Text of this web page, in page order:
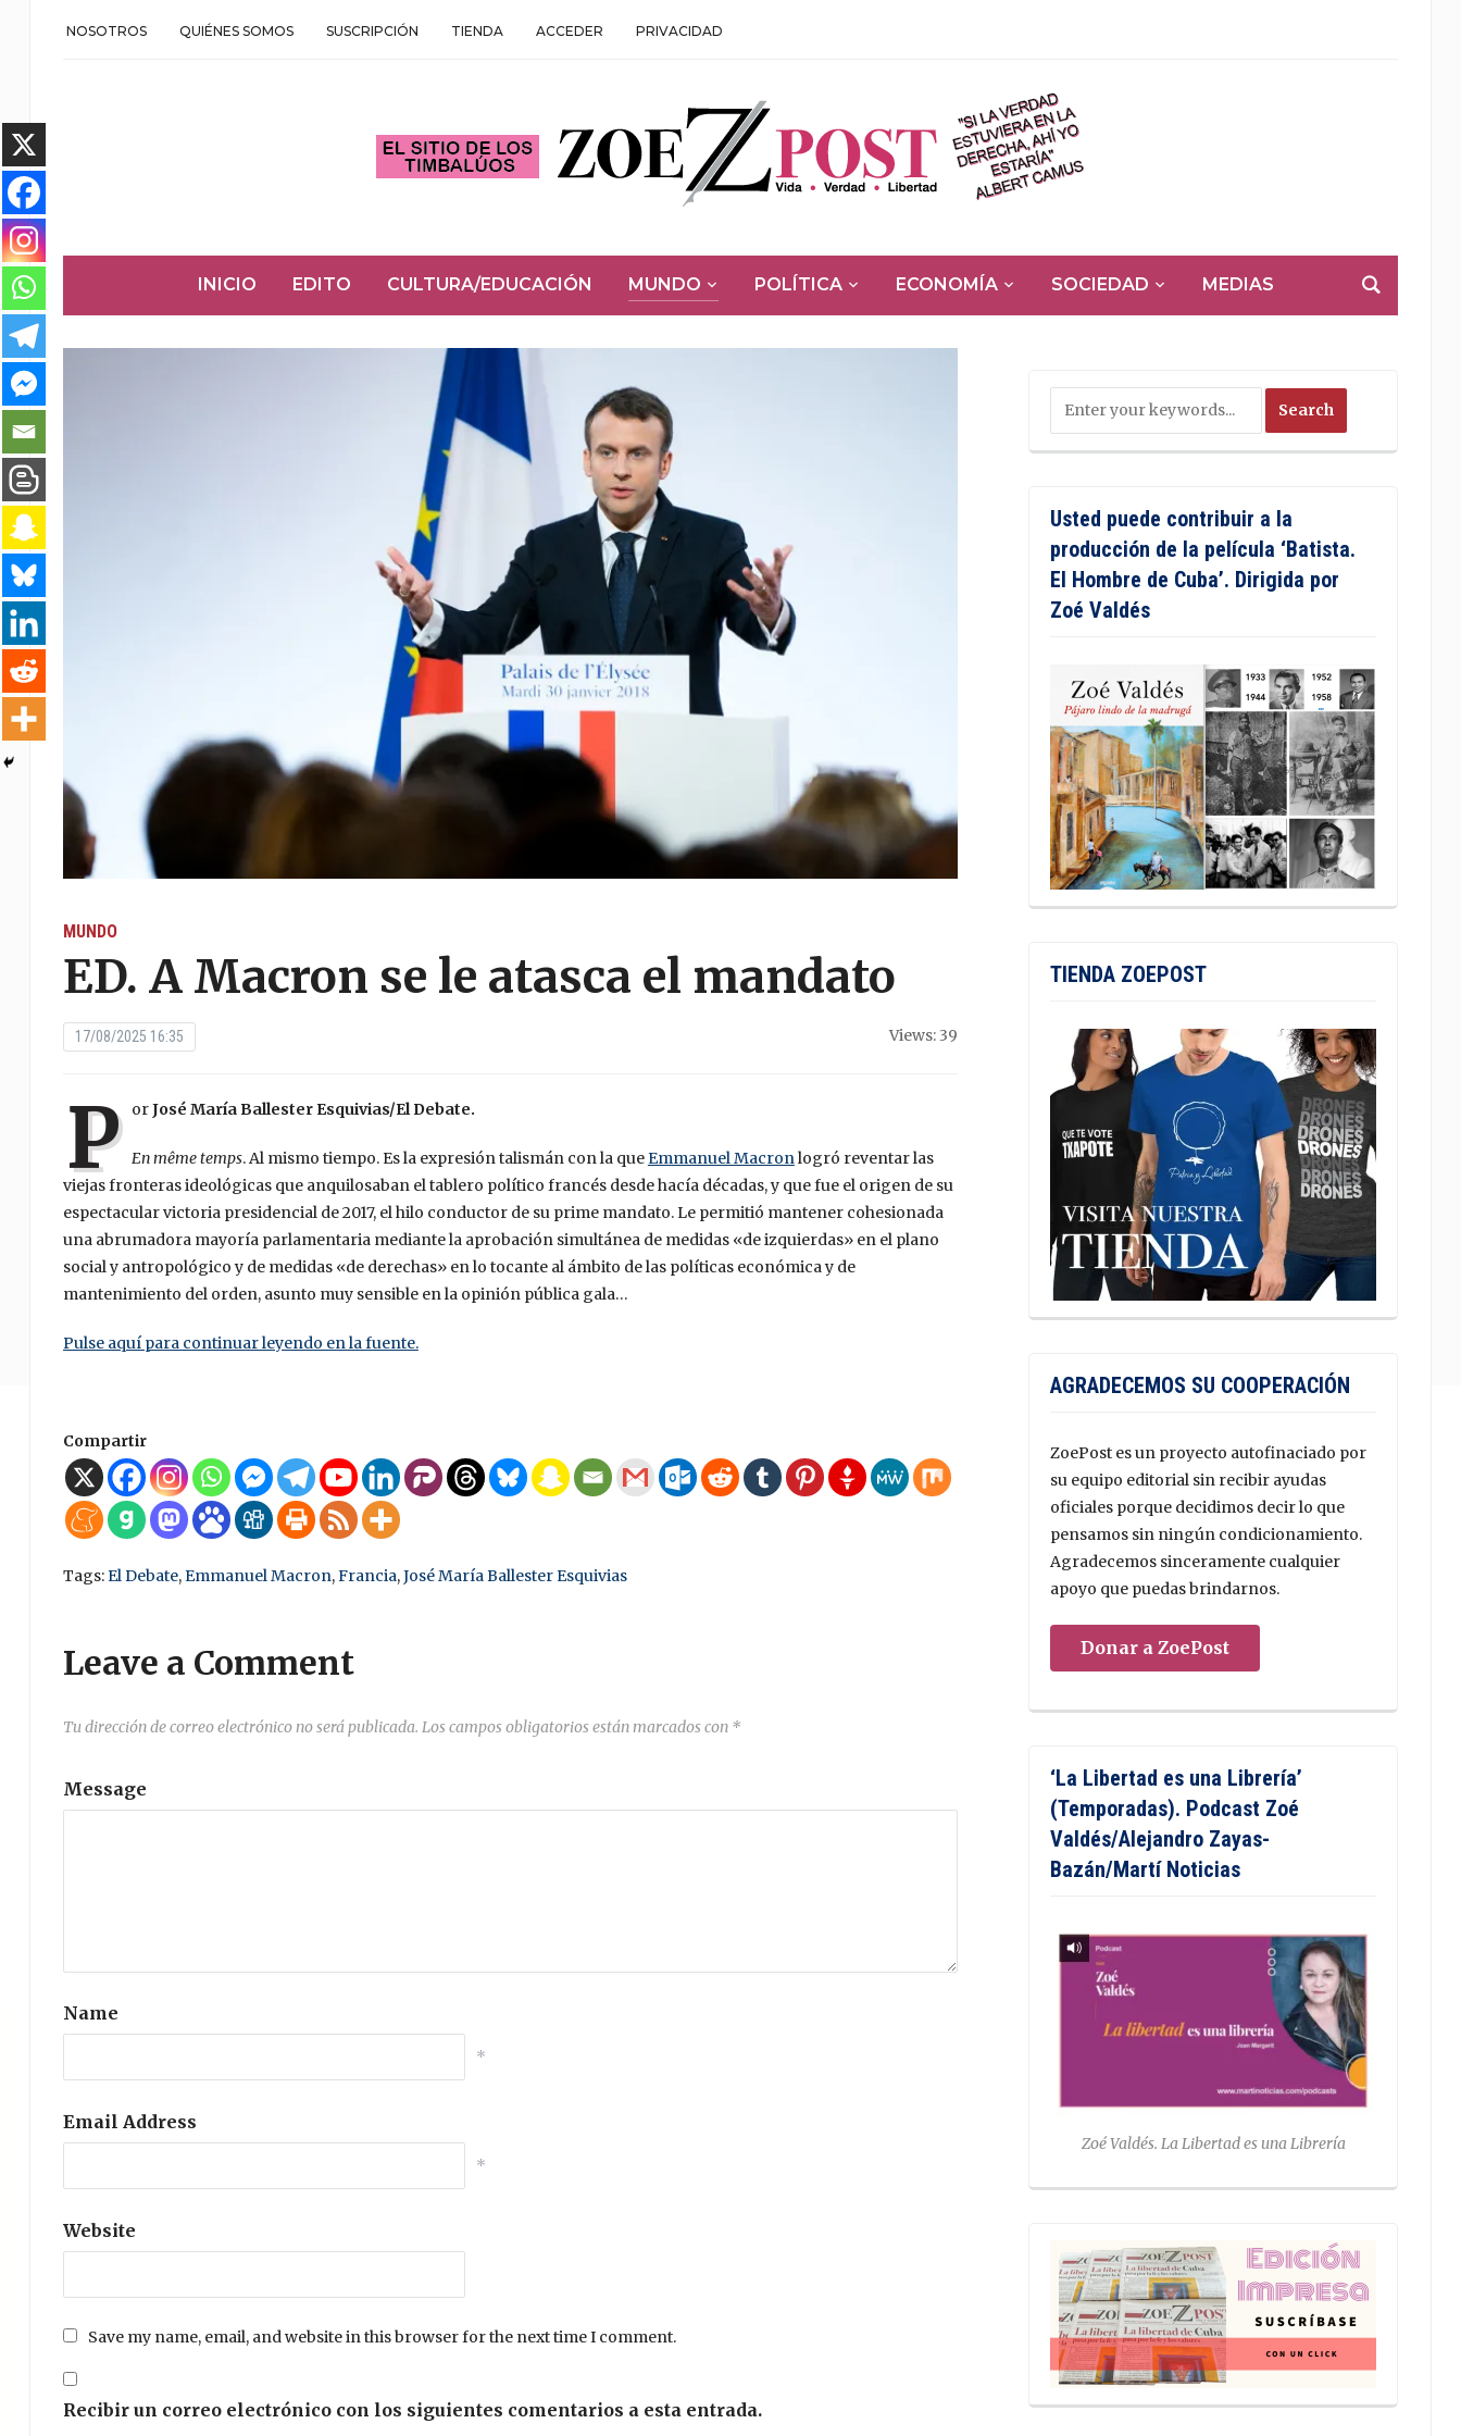
NOSOTROS QUIÉNES SOMOS SUSCRIPCIÓN TIENDA ACCEDER PRIVACIDAD
INICIO EDITO CULTURA/EDUCACIÓN MUNDO POLÍTICA ECONOMÍA SOCIEDAD MEDIAS
MUNDO
ED. A Macron se le atasca el mandato
17/08/2025 16:35 Views: 39
P orJosé María Ballester Esquivias/El Debate.
En même temps. Al mismo tiempo. Es la expresión talismán con la queEmmanuel Macronlogró reventar las
viejas fronteras ideológicas que anquilosaban el tablero político francés desde hacía décadas, y que fue el origen de su
espectacular victoria presidencial de 2017, el hilo conductor de su prime mandato. Le permitió mantener cohesionada
una abrumadora mayoría parlamentaria mediante la aprobación simultánea de medidas «de izquierdas» en el plano
social y antropológico y de medidas «de derechas» en lo tocante al ámbito de las políticas económica y de
mantenimiento del orden, asunto muy sensible en la opinión pública gala…
Pulse aquí para continuar leyendo en la fuente.
Compartir
Tags:El Debate,Emmanuel Macron,Francia,José María Ballester Esquivias
Leave a Comment
Tu dirección de correo electrónico no será publicada. Los campos obligatorios están marcados con *
Message
Name
*
Email Address
*
Website
Save my name, email, and website in this browser for the next time I comment.
Recibir un correo electrónico con los siguientes comentarios a esta entrada.
Usted puede contribuir a la
producción de la película ‘Batista.
El Hombre de Cuba’. Dirigida por
Zoé Valdés
TIENDA ZOEPOST
AGRADECEMOS SU COOPERACIÓN
ZoePost es un proyecto autofinaciado por
su equipo editorial sin recibir ayudas
oficiales porque decidimos decir lo que
pensamos sin ningún condicionamiento.
Agradecemos sinceramente cualquier
apoyo que puedas brindarnos.
Donar a ZoePost
‘La Libertad es una Librería’
(Temporadas). Podcast Zoé
Valdés/Alejandro Zayas-
Bazán/Martí Noticias
Zoé Valdés. La Libertad es una Librería